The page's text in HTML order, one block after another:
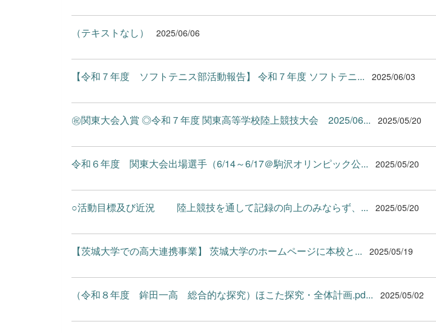
（テキストなし） 2025/06/06
【令和７年度 ソフトテニス部活動報告】 令和７年度 ソフトテニ... 2025/06/03
㊗関東大会入賞 ◎令和７年度 関東高等学校陸上競技大会 2025/06... 2025/05/20
令和６年度 関東大会出場選手（6/14～6/17＠駒沢オリンピック公... 2025/05/20
○活動目標及び近況 陸上競技を通して記録の向上のみならず、... 2025/05/20
【茨城大学での高大連携事業】 茨城大学のホームページに本校と... 2025/05/19
（令和８年度 鉾田一高 総合的な探究）ほこた探究・全体計画.pd... 2025/05/02